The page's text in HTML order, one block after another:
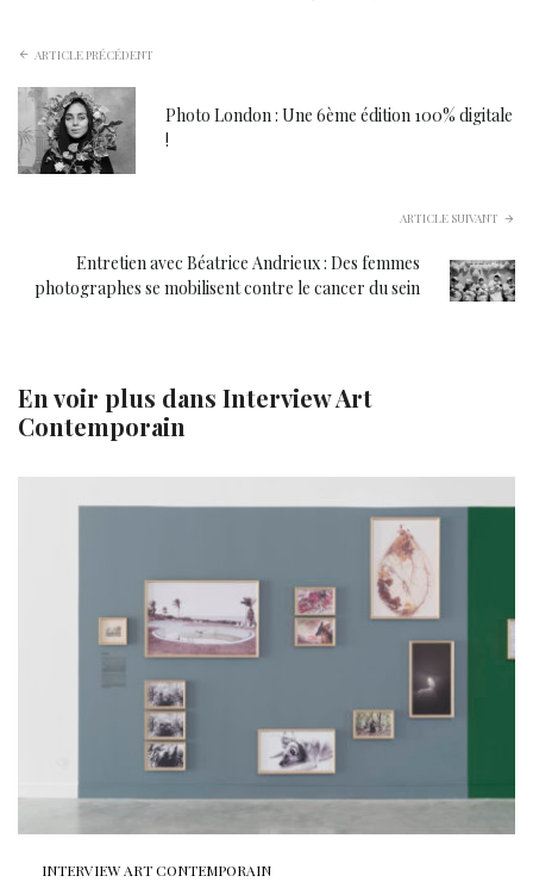
ARTICLE PRÉCÉDENT
Photo London : Une 6ème édition 100% digitale
!
ARTICLE SUIVANT
Entretien avec Béatrice Andrieux : Des femmes
photographes se mobilisent contre le cancer du sein
En voir plus dans Interview Art
Contemporain
INTERVIEW ART CONTEMPORAIN